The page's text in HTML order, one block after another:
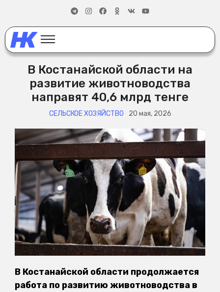
В Костанайской области на
развитие животноводства
направят 40,6 млрд тенге
СЕЛЬСКОЕ ХОЗЯЙСТВО 20 мая, 2026
В Костанайской области продолжается
работа по развитию животноводства в